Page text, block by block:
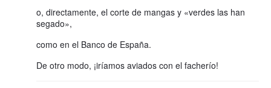
o, directamente, el corte de mangas y «verdes las han
segado»,
como en el Banco de España.
De otro modo, ¡iríamos aviados con el facherío!